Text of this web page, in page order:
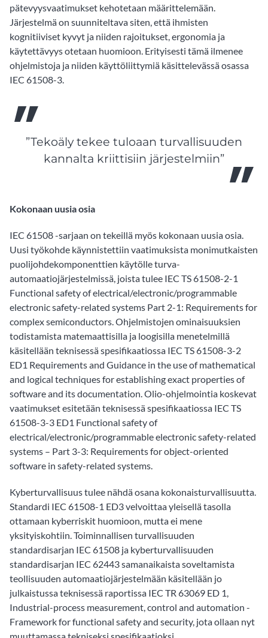
pätevyysvaatimukset kehotetaan määrittelemään.
Järjestelmä on suunniteltava siten, että ihmisten
kognitiiviset kyvyt ja niiden rajoitukset, ergonomia ja
käytettävyys otetaan huomioon. Erityisesti tämä ilmenee
ohjelmistoja ja niiden käyttöliittymiä käsittelevässä osassa
IEC 61508-3.
”Tekoäly tekee tuloaan turvallisuuden
kannalta kriittisiin järjestelmiin”
Kokonaan uusia osia
IEC 61508 -sarjaan on tekeillä myös kokonaan uusia osia.
Uusi työkohde käynnistettiin vaatimuksista monimutkaisten
puolijohdekomponenttien käytölle turva-
automaatiojärjestelmissä, joista tulee IEC TS 61508-2-1
Functional safety of electrical/electronic/programmable
electronic safety-related systems Part 2-1: Requirements for
complex semiconductors. Ohjelmistojen ominaisuuksien
todistamista matemaattisilla ja loogisilla menetelmillä
käsitellään teknisessä spesifikaatiossa IEC TS 61508-3-2
ED1 Requirements and Guidance in the use of mathematical
and logical techniques for establishing exact properties of
software and its documentation. Olio-ohjelmointia koskevat
vaatimukset esitetään teknisessä spesifikaatiossa IEC TS
61508-3-3 ED1 Functional safety of
electrical/electronic/programmable electronic safety-related
systems – Part 3-3: Requirements for object-oriented
software in safety-related systems.
Kyberturvallisuus tulee nähdä osana kokonaisturvallisuutta.
Standardi IEC 61508-1 ED3 velvoittaa yleisellä tasolla
ottamaan kyberriskit huomioon, mutta ei mene
yksityiskohtiin. Toiminnallisen turvallisuuden
standardisarjan IEC 61508 ja kyberturvallisuuden
standardisarjan IEC 62443 samanaikaista soveltamista
teollisuuden automaatiojärjestelmään käsitellään jo
julkaistussa teknisessä raportissa IEC TR 63069 ED 1,
Industrial-process measurement, control and automation -
Framework for functional safety and security, jota ollaan nyt